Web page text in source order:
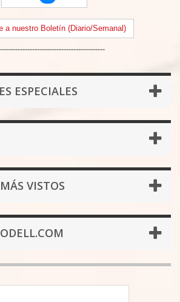
a nuestro Boletín (Diario/Semanal)
ESPECIALES
VISTOS